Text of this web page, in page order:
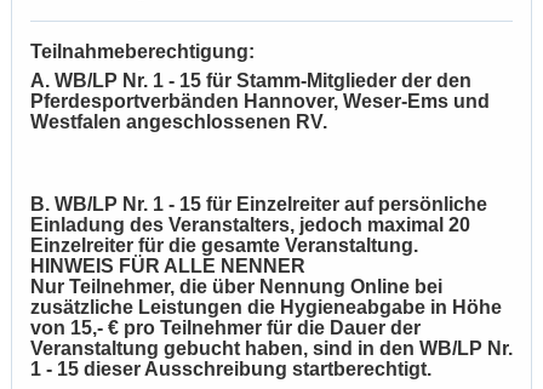
Teilnahmeberechtigung:
A. WB/LP Nr. 1 - 15 für Stamm-Mitglieder der den
Pferdesportverbänden Hannover, Weser-Ems und
Westfalen angeschlossenen RV.
B. WB/LP Nr. 1 - 15 für Einzelreiter auf persönliche
Einladung des Veranstalters, jedoch maximal 20
Einzelreiter für die gesamte Veranstaltung.
HINWEIS FÜR ALLE NENNER
Nur Teilnehmer, die über Nennung Online bei
zusätzliche Leistungen die Hygieneabgabe in Höhe
von 15,- € pro Teilnehmer für die Dauer der
Veranstaltung gebucht haben, sind in den WB/LP Nr.
1 - 15 dieser Ausschreibung startberechtigt.